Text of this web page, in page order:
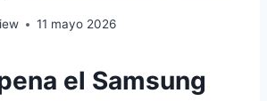
11 mayo 2026
el Samsung